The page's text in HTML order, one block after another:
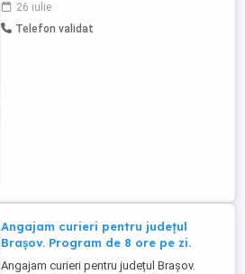
26 iulie
Telefon validat
Angajam curieri pentru județul
Brașov. Program de 8 ore pe zi.
Angajam curieri pentru județul Brașov.